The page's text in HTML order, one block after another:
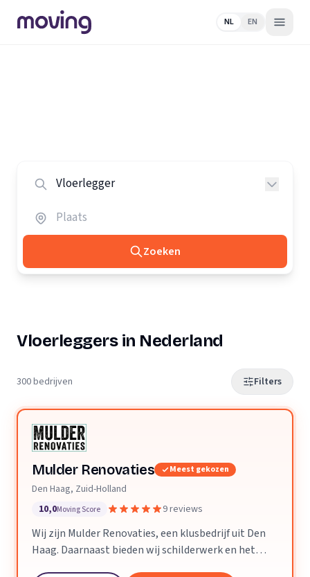
NL EN
Zoeken
Vloerleggers in Nederland
300 bedrijven Filters
Mulder Renovaties Meest gekozen
Den Haag, Zuid-Holland
10,0Moving Score 9 reviews
Wij zijn Mulder Renovaties, een klusbedrijf uit Den
Haag. Daarnaast bieden wij schilderwerk en het